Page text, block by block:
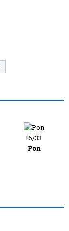
16/33
Pon